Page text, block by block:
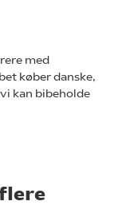
med
køber danske,
kan bibeholde